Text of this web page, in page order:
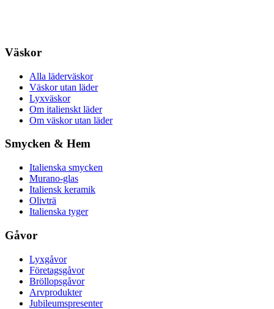
Väskor
Alla läderväskor
Väskor utan läder
Lyxväskor
Om italienskt läder
Om väskor utan läder
Smycken & Hem
Italienska smycken
Murano-glas
Italiensk keramik
Olivträ
Italienska tyger
Gåvor
Lyxgåvor
Företagsgåvor
Bröllopsgåvor
Arvprodukter
Jubileumspresenter